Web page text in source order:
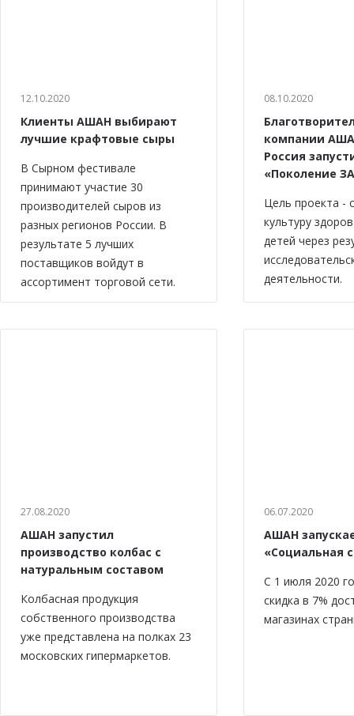
12.10.2020
Клиенты АШАН выбирают
лучшие крафтовые сыры
В Сырном фестивале
принимают участие 30
производителей сыров из
разных регионов России. В
результате 5 лучших
поставщиков войдут в
ассортимент торговой сети.
08.10.2020
компании
Россия
«Поколение
Цель проекта -
культуру
детей через
деятельности.
27.08.2020
АШАН запустил
производство колбас с
натуральным составом
Колбасная продукция
собственного производства
уже представлена на полках 23
московских гипермаркетов.
06.07.2020
АШАН
«Социальная
С 1 июля 2020
скидка в 7%
магазинах